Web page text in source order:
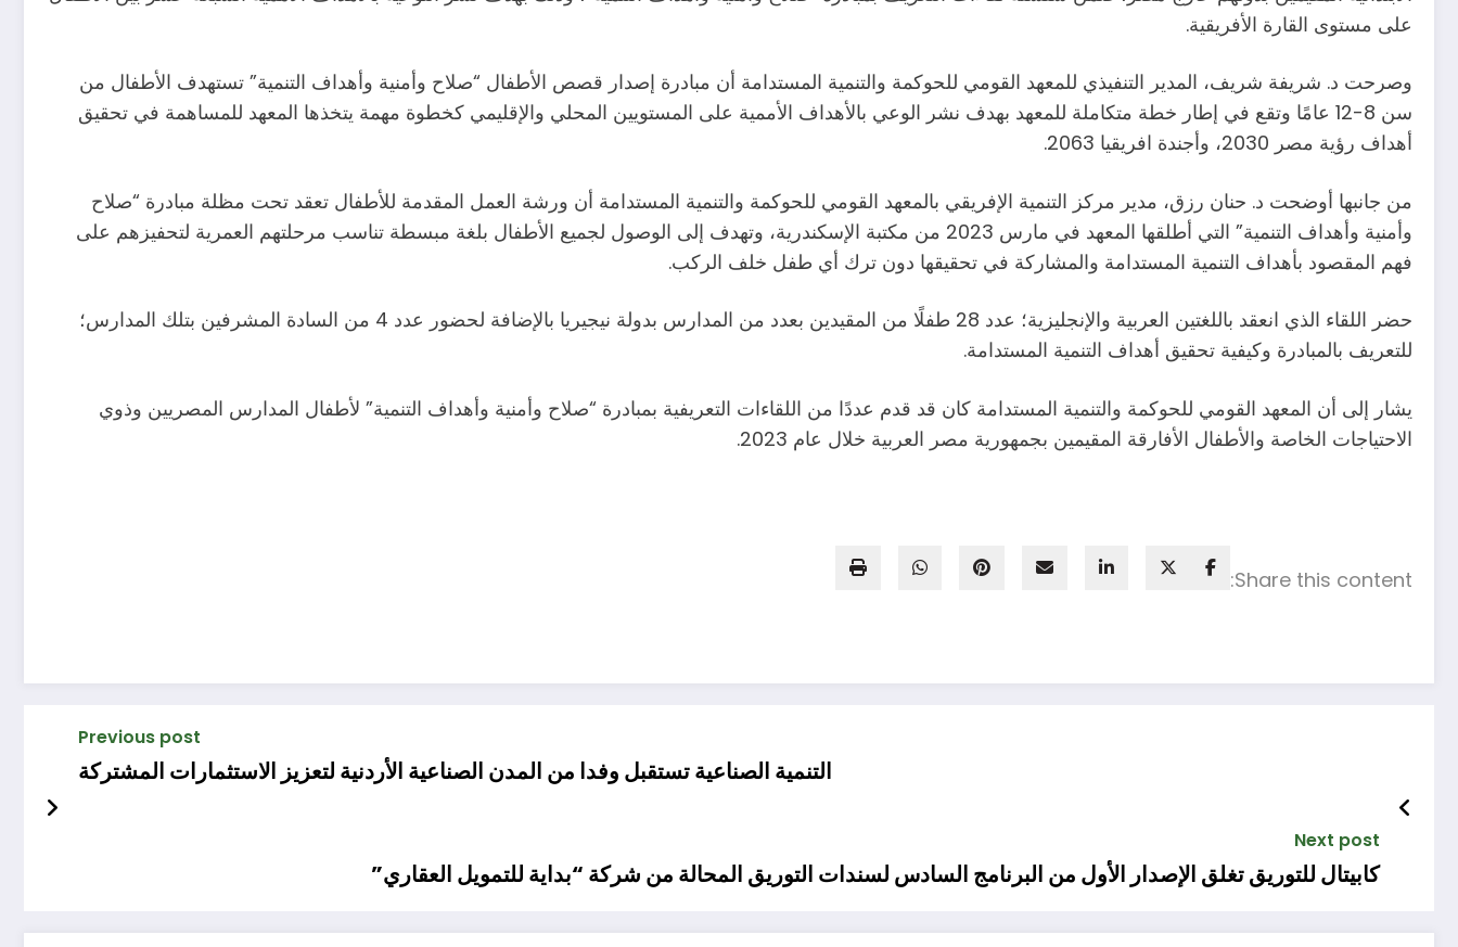
على مستوى القارة الأفريقية.
وصرحت د. شريفة شريف، المدير التنفيذي للمعهد القومي للحوكمة والتنمية المستدامة أن مبادرة إصدار قصص الأطفال “صلاح وأمنية وأهداف التنمية” تستهدف الأطفال من
سن 8-12 عامًا وتقع في إطار خطة متكاملة للمعهد بهدف نشر الوعي بالأهداف الأممية على المستويين المحلي والإقليمي كخطوة مهمة يتخذها المعهد للمساهمة في تحقيق
أهداف رؤية مصر 2030، وأجندة افريقيا 2063.
من جانبها أوضحت د. حنان رزق، مدير مركز التنمية الإفريقي بالمعهد القومي للحوكمة والتنمية المستدامة أن ورشة العمل المقدمة للأطفال تعقد تحت مظلة مبادرة “صلاح
وأمنية وأهداف التنمية” التي أطلقها المعهد في مارس 2023 من مكتبة الإسكندرية، وتهدف إلى الوصول لجميع الأطفال بلغة مبسطة تناسب مرحلتهم العمرية لتحفيزهم على
فهم المقصود بأهداف التنمية المستدامة والمشاركة في تحقيقها دون ترك أي طفل خلف الركب.
حضر اللقاء الذي انعقد باللغتين العربية والإنجليزية؛ عدد 28 طفلًا من المقيدين بعدد من المدارس بدولة نيجيريا بالإضافة لحضور عدد 4 من السادة المشرفين بتلك المدارس؛
للتعريف بالمبادرة وكيفية تحقيق أهداف التنمية المستدامة.
يشار إلى أن المعهد القومي للحوكمة والتنمية المستدامة كان قد قدم عددًا من اللقاءات التعريفية بمبادرة “صلاح وأمنية وأهداف التنمية” لأطفال المدارس المصريين وذوي
الاحتياجات الخاصة والأطفال الأفارقة المقيمين بجمهورية مصر العربية خلال عام 2023.
Share this content:
Previous post
التنمية الصناعية تستقبل وفدا من المدن الصناعية الأردنية لتعزيز الاستثمارات المشتركة
Next post
كابيتال للتوريق تغلق الإصدار الأول من البرنامج السادس لسندات التوريق المحالة من شركة “بداية للتمويل العقاري”